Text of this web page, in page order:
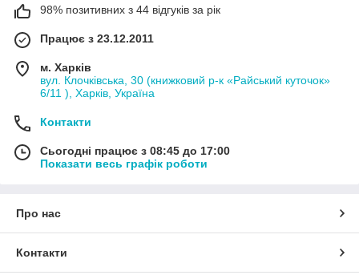
98% позитивних з 44 відгуків за рік
Працює з 23.12.2011
м. Харків
вул. Клочківська, 30 (книжковий р-к «Райський куточок»
6/11 ), Харків, Україна
Контакти
Сьогодні працює з 08:45 до 17:00
Показати весь графік роботи
Про нас
Контакти